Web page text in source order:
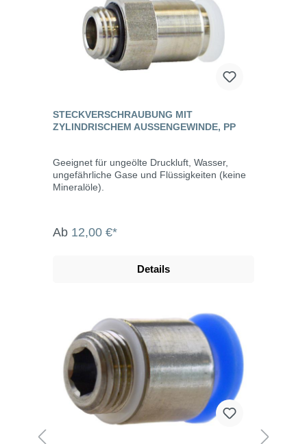
STECKVERSCHRAUBUNG MIT
ZYLINDRISCHEM AUSSENGEWINDE, PP
Geeignet für ungeölte Druckluft, Wasser,
ungefährliche Gase und Flüssigkeiten (keine
Mineralöle).
Ab 12,00 €*
Details